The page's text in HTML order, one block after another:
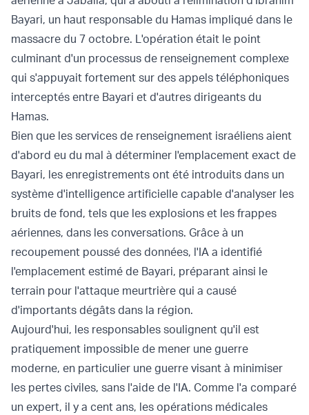
Bayari, un haut responsable du Hamas impliqué dans le
massacre du 7 octobre. L'opération était le point
culminant d'un processus de renseignement complexe
qui s'appuyait fortement sur des appels téléphoniques
interceptés entre Bayari et d'autres dirigeants du
Hamas.
Bien que les services de renseignement israéliens aient
d'abord eu du mal à déterminer l'emplacement exact de
Bayari, les enregistrements ont été introduits dans un
système d'intelligence artificielle capable d'analyser les
bruits de fond, tels que les explosions et les frappes
aériennes, dans les conversations. Grâce à un
recoupement poussé des données, l'IA a identifié
l'emplacement estimé de Bayari, préparant ainsi le
terrain pour l'attaque meurtrière qui a causé
d'importants dégâts dans la région.
Aujourd'hui, les responsables soulignent qu'il est
pratiquement impossible de mener une guerre
moderne, en particulier une guerre visant à minimiser
les pertes civiles, sans l'aide de l'IA. Comme l'a comparé
un expert, il y a cent ans, les opérations médicales